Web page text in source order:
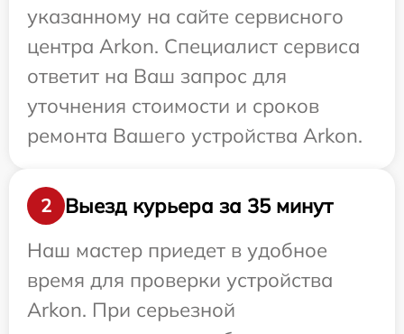
указанному на сайте сервисного
центра Arkon. Специалист сервиса
ответит на Ваш запрос для
уточнения стоимости и сроков
ремонта Вашего устройства Arkon.
2
Выезд курьера за 35 минут
Наш мастер приедет в удобное
время для проверки устройства
Arkon. При серьезной